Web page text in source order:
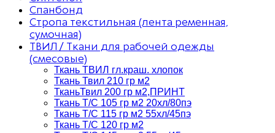
Спанбонд
Стропа текстильная (лента ременная,
сумочная)
ТВИЛ / Ткани для рабочей одежды
(смесовые)
Ткань ТВИЛ гл.краш. хлопок
Ткань Твил 210 гр м2
ТканьТвил 200 гр м2,ПРИНТ
Ткань Т/C 105 гр м2 20хл/80пэ
Ткань Т/C 115 гр м2 55хл/45пэ
Ткань Т/C 120 гр м2